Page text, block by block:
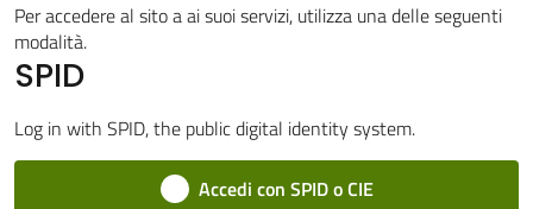
Vivere
Pieve
Cento
Menu selezionato
Per accedere al sito a ai suoi servizi, utilizza una delle seguenti
modalità.
SPID
Log in with SPID, the public digital identity system.
Accedi con SPID o CIE